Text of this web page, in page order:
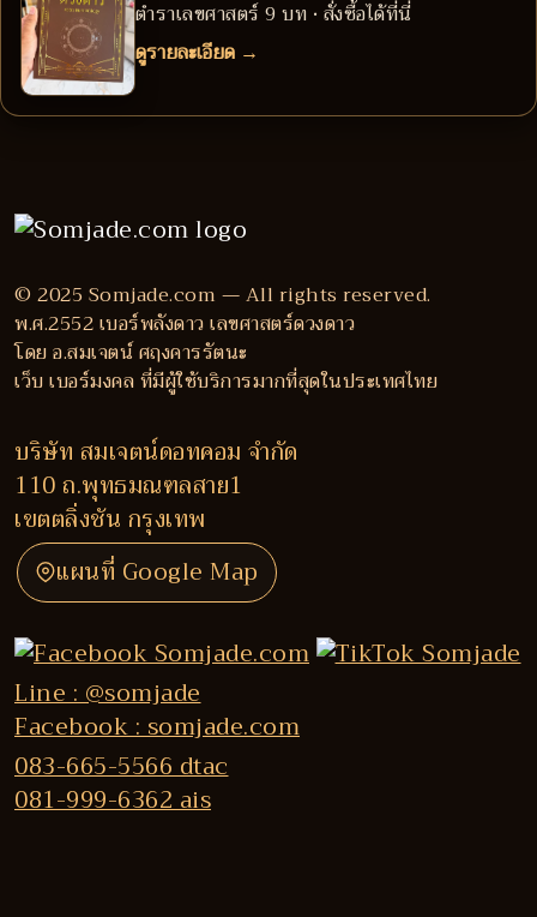
ตำราเลขศาสตร์ 9 บท • สั่งซื้อได้ที่นี่
ดูรายละเอียด →
© 2025 Somjade.com — All rights reserved.
พ.ศ.2552 เบอร์พลังดาว เลขศาสตร์ดวงดาว
โดย อ.สมเจตน์ ศฤงคารรัตนะ
เว็บ เบอร์มงคล ที่มีผู้ใช้บริการมากที่สุดในประเทศไทย
บริษัท สมเจตน์ดอทคอม จำกัด
110 ถ.พุทธมณฑลสาย1
เขตตลิ่งชัน กรุงเทพ
แผนที่ Google Map
Line : @somjade
Facebook : somjade.com
083-665-5566 dtac
081-999-6362 ais